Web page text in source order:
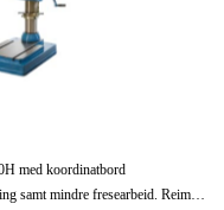
med koordinatbord
Robust modell egnet for boring samt mindre fresearbeid. Reimdrift med tolv (12) hastigheter. Slipt fot med T-spor.